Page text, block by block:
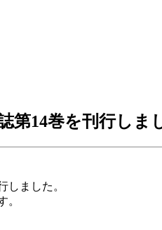
第14巻を刊行しま
しました。
。